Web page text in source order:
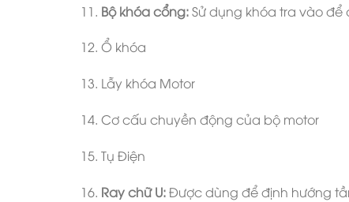
11. Bộ khóa cổng:Sử dụng khóa tra vào
12. Ổ khóa
13. Lẫy khóa Motor
14. Cơ cấu chuyền động của bộ motor
15. Tụ Điện
16. Ray chữ U:Được dùng để định hướng